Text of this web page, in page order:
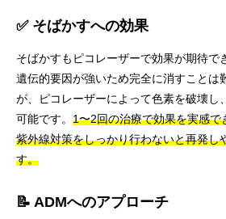
✅ そばかすへの効果
そばかすもピコレーザーで効果が期待で
遺伝的要因が強いため完全に消すことは
が、ピコレーザーによって色素を破壊し
可能です。 1〜2回の治療で効果を実感で
紫外線対策をしっかり行わないと再発し
す。
📝 ADMへのアプローチ